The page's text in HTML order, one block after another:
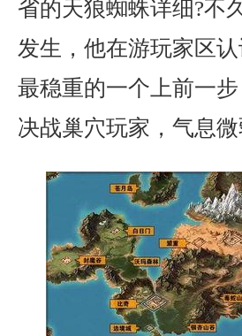
省的天狼蜘蛛详细?不
发生，他在游玩家区
最稳重的一个上前一
决战巢穴玩家，气息微